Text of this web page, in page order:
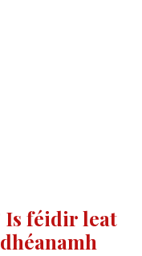
Is féidir leat